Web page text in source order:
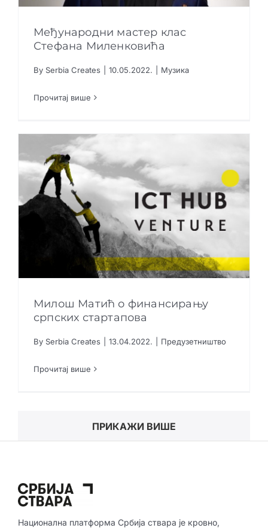
Међународни мастер клас Стефана
Међународни мастер клас
Стефана Миленковића
By Serbia Creates 10.05.2022. Музика
Прочитај више
Милош Матић о финансирању српских
Милош Матић о финансирању
српских стартапова
By Serbia Creates 13.04.2022. Предузетништво
Прочитај више
ПРИКАЖИ ВИШЕ
Национална платформа Србија ствара је кровно,